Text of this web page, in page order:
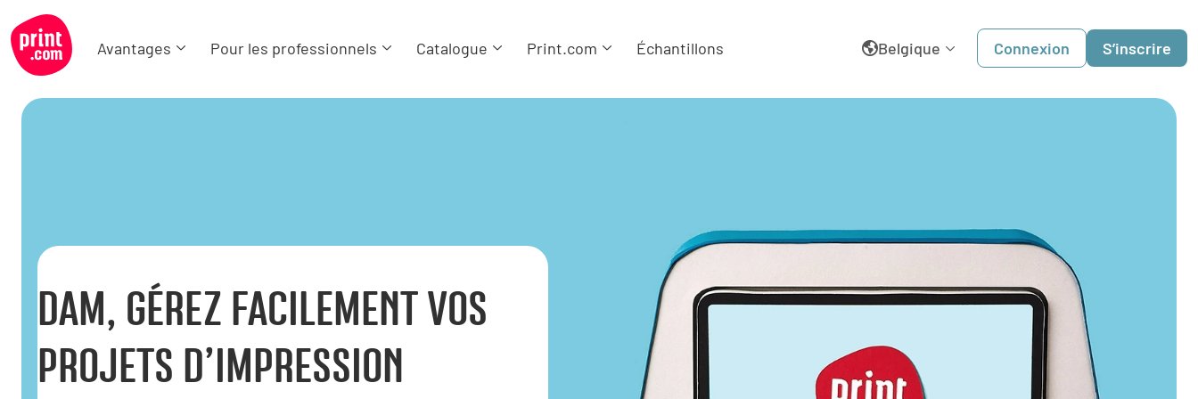
Avantages Pour les professionnels Catalogue Print.com Échantillons Belgique
España
France
Italia
Connexion S’inscrire
DAM, GÉREZ FACILEMENT VOS
PROJETS D’IMPRESSION